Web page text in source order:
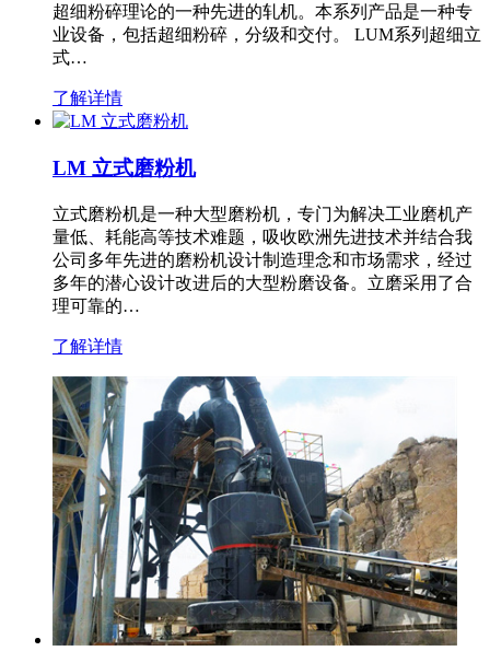
超细粉碎理论的一种先进的轧机。本系列产品是一种专
业设备，包括超细粉碎，分级和交付。 LUM系列超细立
式…
了解详情
LM 立式磨粉机
立式磨粉机是一种大型磨粉机，专门为解决工业磨机产
量低、耗能高等技术难题，吸收欧洲先进技术并结合我
公司多年先进的磨粉机设计制造理念和市场需求，经过
多年的潜心设计改进后的大型粉磨设备。立磨采用了合
理可靠的…
了解详情